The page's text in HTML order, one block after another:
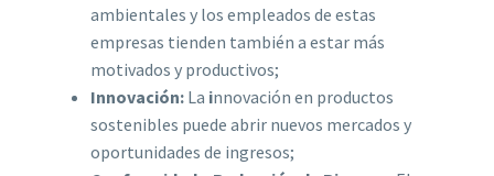
ambientales y los empleados de estas
empresas tienden también a estar más
motivados y productivos;
Innovación: La innovación en productos
sostenibles puede abrir nuevos mercados y
oportunidades de ingresos;